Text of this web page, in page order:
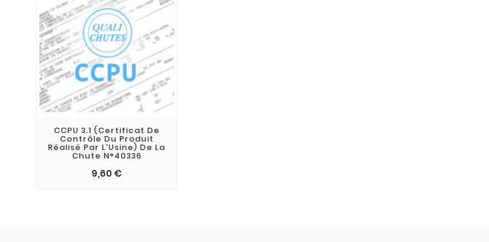
CCPU 3.1 (Certificat De
Contrôle Du Produit
Réalisé Par L'Usine) De La
Chute N°40336
9,60 €